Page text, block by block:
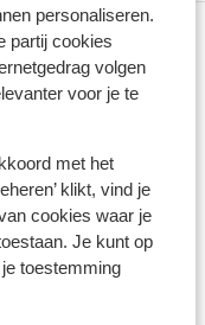
personaliseren.
partij cookies
volgen
voor je te
met het
klikt, vind je
cookies waar je
Je kunt op
toestemming